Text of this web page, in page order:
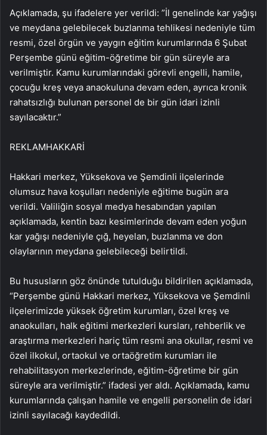
Açıklamada, şu ifadelere yer verildi: ​​​​​​​”İl genelinde kar yağışı
ve meydana gelebilecek buzlanma tehlikesi nedeniyle tüm
resmi, özel örgün ve yaygın eğitim kurumlarında 6 Şubat
Perşembe günü eğitim-öğretime bir gün süreyle ara
verilmiştir. Kamu kurumlarındaki görevli engelli, hamile,
çocuğu kreş veya anaokuluna devam eden, ayrıca kronik
rahatsızlığı bulunan personel de bir gün idari izinli
sayılacaktır.”
REKLAMHAKKARİ
Hakkari merkez, Yüksekova ve Şemdinli ilçelerinde
olumsuz hava koşulları nedeniyle eğitime bugün ara
verildi. Valiliğin sosyal medya hesabından yapılan
açıklamada, kentin bazı kesimlerinde devam eden yoğun
kar yağışı nedeniyle çığ, heyelan, buzlanma ve don
olaylarının meydana gelebileceği belirtildi.
Bu hususların göz önünde tutulduğu bildirilen açıklamada,
“Perşembe günü Hakkari merkez, Yüksekova ve Şemdinli
ilçelerimizde yüksek öğretim kurumları, özel kreş ve
anaokulları, halk eğitimi merkezleri kursları, rehberlik ve
araştırma merkezleri hariç tüm resmi ana okullar, resmi ve
özel ilkokul, ortaokul ve ortaöğretim kurumları ile
rehabilitasyon merkezlerinde, eğitim-öğretime bir gün
süreyle ara verilmiştir.” ifadesi yer aldı. Açıklamada, kamu
kurumlarında çalışan hamile ve engelli personelin de idari
izinli sayılacağı kaydedildi.